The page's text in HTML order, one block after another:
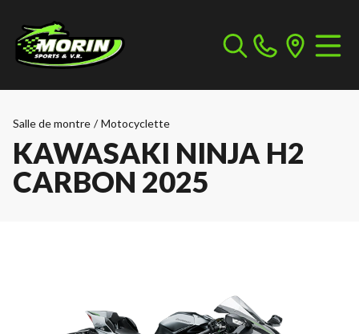
Salle de montre / Motocyclette
KAWASAKI NINJA H2
CARBON 2025